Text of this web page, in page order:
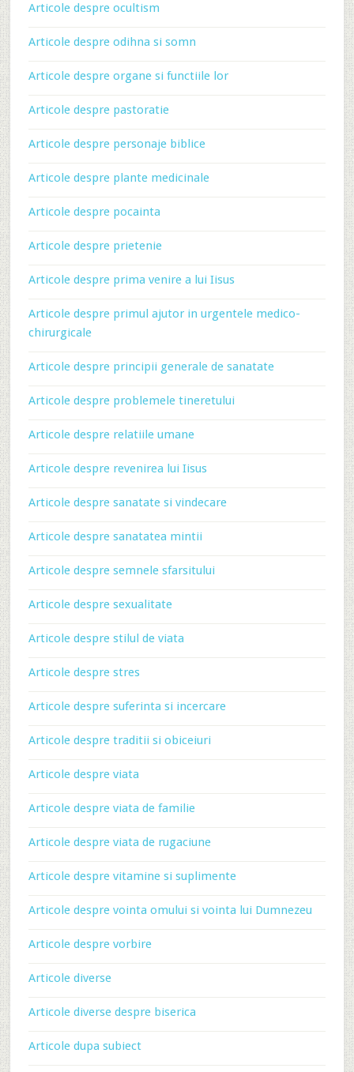
Articole despre ocultism
Articole despre odihna si somn
Articole despre organe si functiile lor
Articole despre pastoratie
Articole despre personaje biblice
Articole despre plante medicinale
Articole despre pocainta
Articole despre prietenie
Articole despre prima venire a lui Iisus
Articole despre primul ajutor in urgentele medico-
chirurgicale
Articole despre principii generale de sanatate
Articole despre problemele tineretului
Articole despre relatiile umane
Articole despre revenirea lui Iisus
Articole despre sanatate si vindecare
Articole despre sanatatea mintii
Articole despre semnele sfarsitului
Articole despre sexualitate
Articole despre stilul de viata
Articole despre stres
Articole despre suferinta si incercare
Articole despre traditii si obiceiuri
Articole despre viata
Articole despre viata de familie
Articole despre viata de rugaciune
Articole despre vitamine si suplimente
Articole despre vointa omului si vointa lui Dumnezeu
Articole despre vorbire
Articole diverse
Articole diverse despre biserica
Articole dupa subiect